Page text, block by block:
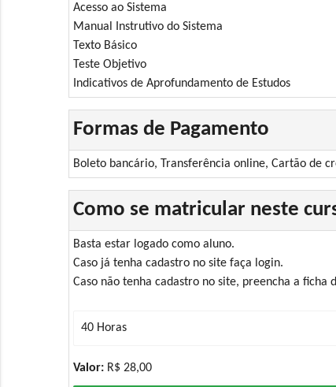
Acesso ao Sistema
Manual Instrutivo do Sistema
Texto Básico
Teste Objetivo
Indicativos de Aprofundamento de Estudos
Formas de Pagamento
Boleto bancário, Transferência online, Cartão de
Como se matricular neste
Basta estar logado como aluno.
Caso já tenha cadastro no site faça login.
Caso não tenha cadastro no site, preencha a ficha
Valor: R$ 28,00